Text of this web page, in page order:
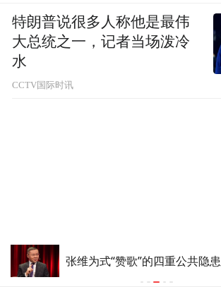
张维为式“赞歌”的四重公共隐患
特朗普说很多人称他是最伟
大总统之一，记者当场泼冷
水
CCTV国际时讯